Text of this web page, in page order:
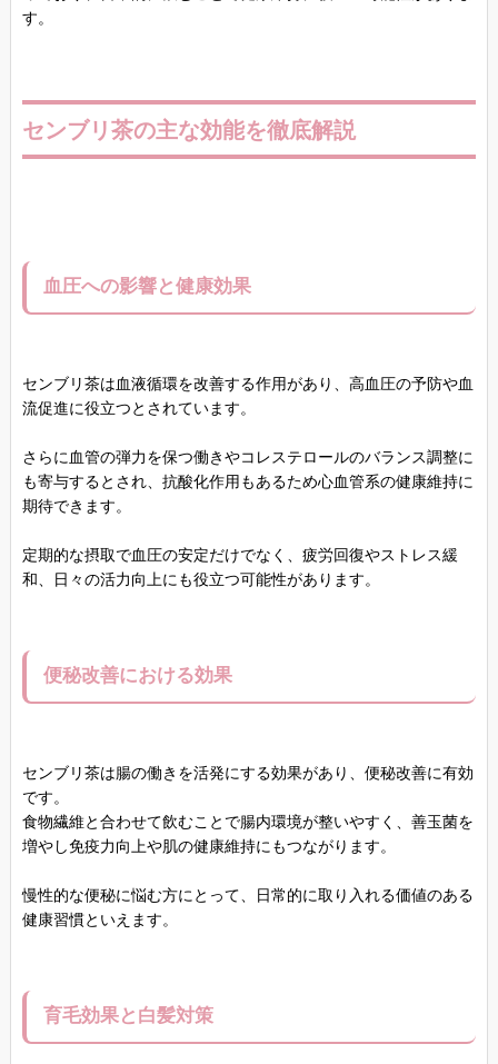
す。
センブリ茶の主な効能を徹底解説
血圧への影響と健康効果
センブリ茶は血液循環を改善する作用があり、高血圧の予防や血
流促進に役立つとされています。
さらに血管の弾力を保つ働きやコレステロールのバランス調整に
も寄与するとされ、抗酸化作用もあるため心血管系の健康維持に
期待できます。
定期的な摂取で血圧の安定だけでなく、疲労回復やストレス緩
和、日々の活力向上にも役立つ可能性があります。
便秘改善における効果
センブリ茶は腸の働きを活発にする効果があり、便秘改善に有効
です。
食物繊維と合わせて飲むことで腸内環境が整いやすく、善玉菌を
増やし免疫力向上や肌の健康維持にもつながります。
慢性的な便秘に悩む方にとって、日常的に取り入れる価値のある
健康習慣といえます。
育毛効果と白髪対策